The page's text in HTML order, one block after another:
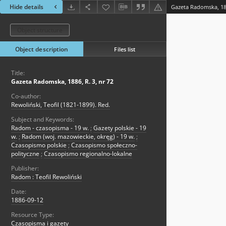
Hide details Gazeta Radomska,
Object description Files list
Title:
Gazeta Radomska, 1886, R. 3, nr 72
Co-author:
Rewoliński, Teofil (1821-1899). Red.
Subject and Keywords:
Radom - czasopisma - 19 w. ; Gazety polskie - 19
w. ; Radom (woj. mazowieckie, okręg) - 19 w. ;
Czasopismo polskie ; Czasopismo społeczno-
polityczne ; Czasopismo regionalno-lokalne
Publisher:
Radom : Teofil Rewoliński
Date:
1886-09-12
Resource Type:
Czasopisma i gazety